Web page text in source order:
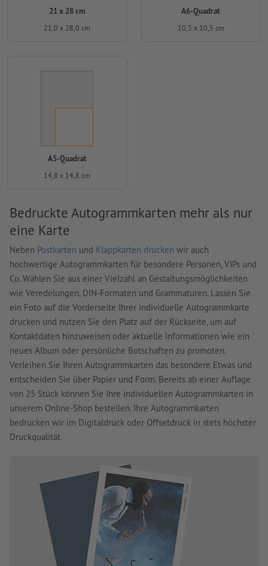
21 x 28 cm
21,0 x 28,0 cm
A6-Quadrat
10,5 x 10,5 cm
A5-Quadrat
14,8 x 14,8 cm
Bedruckte Autogrammkarten mehr als nur
eine Karte
Neben Postkarten und Klappkarten drucken wir auch
hochwertige Autogrammkarten für besondere Personen, VIPs und
Co. Wählen Sie aus einer Vielzahl an Gestaltungsmöglichkeiten
wie Veredelungen, DIN-Formaten und Grammaturen. Lassen Sie
ein Foto auf die Vorderseite Ihrer individuelle Autogrammkarte
drucken und nutzen Sie den Platz auf der Rückseite, um auf
Kontaktdaten hinzuweisen oder aktuelle Informationen wie ein
neues Album oder persönliche Botschaften zu promoten.
Verleihen Sie Ihren Autogrammkarten das besondere Etwas und
entscheiden Sie über Papier und Form. Bereits ab einer Auflage
von 25 Stück können Sie Ihre individuellen Autogrammkarten in
unserem Online-Shop bestellen. Ihre Autogrammkarten
bedrucken wir im Digitaldruck oder Offsetdruck in stets höchster
Druckqualität.